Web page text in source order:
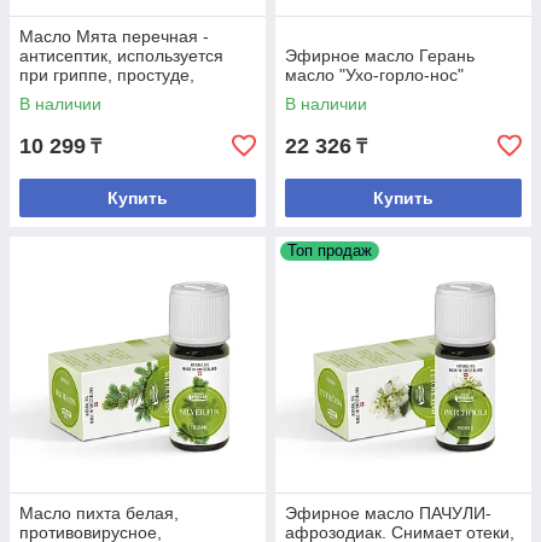
Масло Мята перечная -
антисептик, используется
при гриппе, простуде,
насморк, бронхит, повышает
иммунитет
В наличии
10 299 ₸
Купить
Эфирное масло Герань
масло "Ухо-горло-нос"
В наличии
22 326 ₸
Купить
Масло пихта белая,
противовирусное,
Топ продаж
Эфирное масло ПАЧУЛИ-
афрозодиак. Снимает отеки,